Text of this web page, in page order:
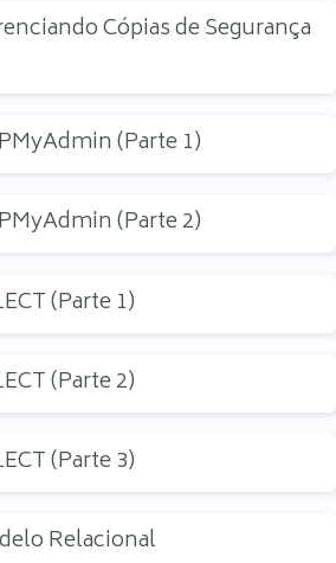
Cópias de Segurança
(Parte 1)
(Parte 2)
(Parte 1)
(Parte 2)
(Parte 3)
Relacional